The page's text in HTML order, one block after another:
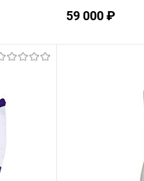
59 000 ₽